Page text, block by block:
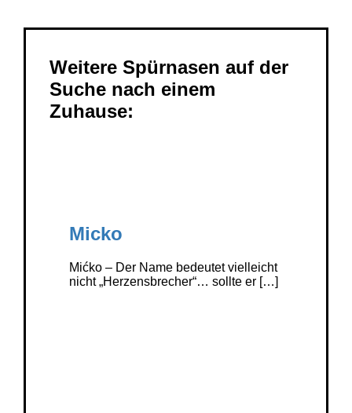
Weitere Spürnasen auf der
Suche nach einem
Zuhause:
Micko
Mićko – Der Name bedeutet vielleicht
nicht „Herzensbrecher“… sollte er […]